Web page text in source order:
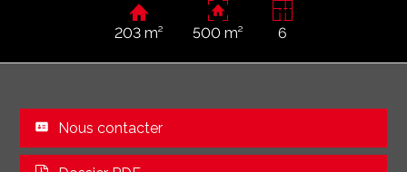
203 m² 500 m² 6
Nous contacter